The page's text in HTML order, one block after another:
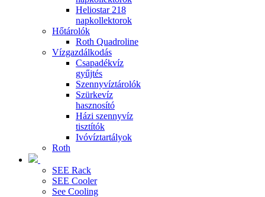
Heliostar 218
napkollektorok
Hőtárolók
Roth Quadroline
Vízgazdálkodás
Csapadékvíz
gyűjtés
Szennyvíztárolók
Szürkevíz
hasznosító
Házi szennyvíz
tisztítók
Ivóvíztartályok
Roth
SEE Rack
SEE Cooler
See Cooling